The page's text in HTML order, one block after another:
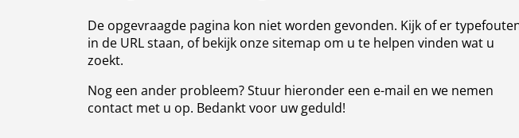
De opgevraagde pagina kon niet worden gevonden. Kijk of er
in de URL staan, of bekijk onze sitemap om u te helpen vinden wat u
zoekt.
Nog een ander probleem? Stuur hieronder een e-mail en we nemen
contact met u op. Bedankt voor uw geduld!